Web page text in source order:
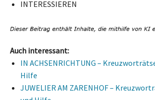
INTERESSIEREN
Auch interessant:
IN ACHSENRICHTUNG –
Hilfe
JUWELIER AM ZARENHOF –